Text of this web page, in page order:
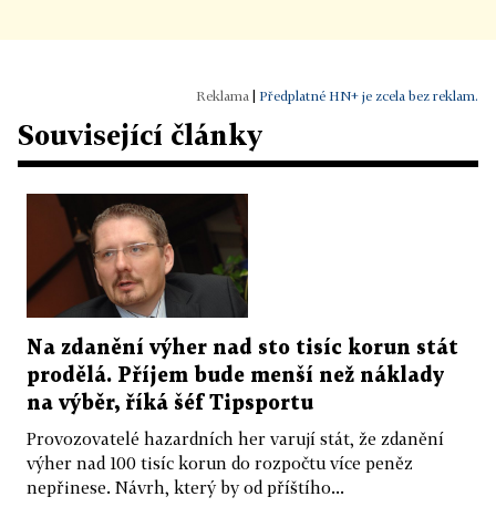
| Předplatné HN+ je zcela bez reklam.
Související články
Na zdanění výher nad sto tisíc korun stát
prodělá. Příjem bude menší než náklady
na výběr, říká šéf Tipsportu
Provozovatelé hazardních her varují stát, že zdanění
výher nad 100 tisíc korun do rozpočtu více peněz
nepřinese. Návrh, který by od příštího...